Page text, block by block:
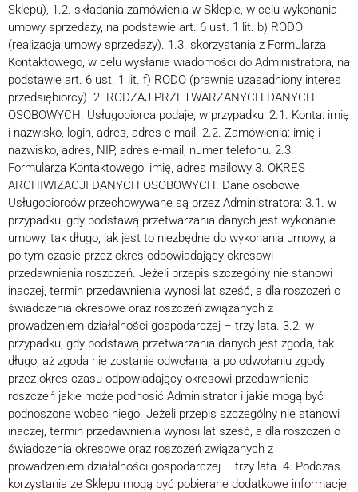
Sklepu), 1.2. składania zamówienia w Sklepie, w celu wykonania
umowy sprzedaży, na podstawie art. 6 ust. 1 lit. b) RODO
(realizacja umowy sprzedaży). 1.3. skorzystania z Formularza
Kontaktowego, w celu wysłania wiadomości do Administratora, na
podstawie art. 6 ust. 1 lit. f) RODO (prawnie uzasadniony interes
przedsiębiorcy). 2. RODZAJ PRZETWARZANYCH DANYCH
OSOBOWYCH. Usługobiorca podaje, w przypadku: 2.1. Konta: imię
i nazwisko, login, adres, adres e-mail. 2.2. Zamówienia: imię i
nazwisko, adres, NIP, adres e-mail, numer telefonu. 2.3.
Formularza Kontaktowego: imię, adres mailowy 3. OKRES
ARCHIWIZACJI DANYCH OSOBOWYCH. Dane osobowe
Usługobiorców przechowywane są przez Administratora: 3.1. w
przypadku, gdy podstawą przetwarzania danych jest wykonanie
umowy, tak długo, jak jest to niezbędne do wykonania umowy, a
po tym czasie przez okres odpowiadający okresowi
przedawnienia roszczeń. Jeżeli przepis szczególny nie stanowi
inaczej, termin przedawnienia wynosi lat sześć, a dla roszczeń o
świadczenia okresowe oraz roszczeń związanych z
prowadzeniem działalności gospodarczej – trzy lata. 3.2. w
przypadku, gdy podstawą przetwarzania danych jest zgoda, tak
długo, aż zgoda nie zostanie odwołana, a po odwołaniu zgody
przez okres czasu odpowiadający okresowi przedawnienia
roszczeń jakie może podnosić Administrator i jakie mogą być
podnoszone wobec niego. Jeżeli przepis szczególny nie stanowi
inaczej, termin przedawnienia wynosi lat sześć, a dla roszczeń o
świadczenia okresowe oraz roszczeń związanych z
prowadzeniem działalności gospodarczej – trzy lata. 4. Podczas
korzystania ze Sklepu mogą być pobierane dodatkowe informacje,